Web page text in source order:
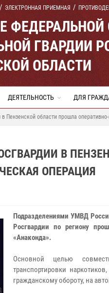
ЭЛЕКТРОННАЯ ПРИЕМНАЯ
ГВАРДИИ
ОБЛАСТИ
ДЕЯТЕЛЬНОСТЬ ДЛЯ
в Пензенской области прошла
В
ОПЕРАЦИЯ
Подразделениями УМВД
Росгвардии по региону
«Анаконда».
Основной целью
транспортировки
гражданскому обороту, на